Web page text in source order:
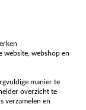
website, webshop en
manier te
overzicht te
verzamelen en